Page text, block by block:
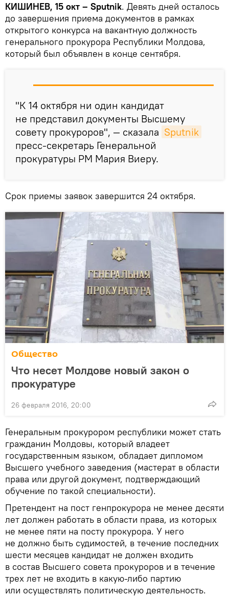
КИШИНЕВ, 15 окт – Sputnik. Девять дней осталось
до завершения приема документов в рамках
открытого конкурса на вакантную должность
генерального прокурора Республики Молдова,
который был объявлен в конце сентября.
"К 14 октября ни один кандидат
не представил документы Высшему
совету прокуроров", — сказала Sputnik
пресс-секретарь Генеральной
прокуратуры РМ Мария Виеру.
Срок приемы заявок завершится 24 октября.
Общество
Что несет Молдове новый закон о
прокуратуре
26 февраля 2016, 20:00
Генеральным прокурором республики может стать
гражданин Молдовы, который владеет
государственным языком, обладает дипломом
Высшего учебного заведения (мастерат в области
права или другой документ, подтверждающий
обучение по такой специальности).
Претендент на пост генпрокурора не менее десяти
лет должен работать в области права, из которых
не менее пяти на посту прокурора. У него
не должно быть судимостей, в течение последних
шести месяцев кандидат не должен входить
в состав Высшего совета прокуроров и в течение
трех лет не входить в какую-либо партию
или осуществлять политическую деятельность.